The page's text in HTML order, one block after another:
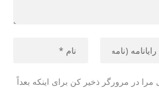
مرا در مرورگر ذخیر کن برای اینکه بعداً